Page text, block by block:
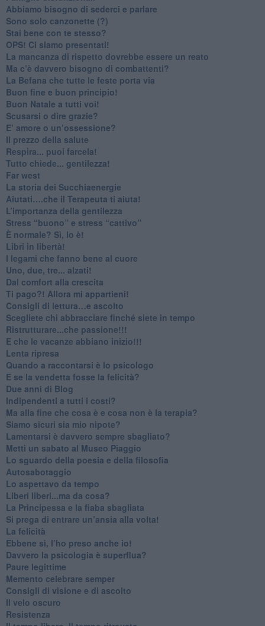
​Abbiamo bisogno di sederci e parlare
Sono solo canzonette (?)
​Stai bene con te stesso?
​OPS! Ci siamo presentati!
​La mancanza di rispetto dovrebbe essere un reato
​Ma c’è davvero bisogno di combattenti?
​La Befana che tutte le feste porta via
Buon fine e buon principio!
​Buon Natale a tutti voi!
​Scusarsi o dire grazie?
​E’ amore o un’ossessione?
​Il prezzo della salute
​Respira... puoi farcela!
​Tutto chiede... gentilezza!
​Far west
​La storia dei Succhiaenergie
​Aiutati….che il Terapeuta ti aiuta!
​L’importanza della gentilezza
​Stress “buono” e stress “cattivo”
​È normale? Sì, lo è!
​Libri in libertà!
​I legami che fanno bene al cuore
Uno, due, tre... alzati!​
​Dal comfort alla crescita
​Ti pago?! Allora mi appartieni!​
​Consigli di lettura…e ascolto
​Scegliete chi abbracciare finché siete in tempo
​Ristrutturare...che passione!!!
​E che le vacanze abbiano inizio!!!
​Lenta ripresa
​Quando a raccontarsi è lo psicologo
​E se la vendetta fosse la felicità?
​Due anni di Blog
​Indipendenti a tutti i costi?
​Ma alla fine che cosa è e cosa non è la terapia?
​Siamo sicuri sia mio nipote?
​Lamentarsi è davvero sempre sbagliato?
​Metti un sabato al Museo Piaggio
​Lo sguardo della poesia e della filosofia
Autosabotaggio
​Lo aspettavo da tempo
​Liberi liberi...ma da cosa?
​La Principessa e la fiaba sbagliata
Si prega di entrare un’ansia alla volta!
​La felicità
​Ebbene sì, l’ho preso anche io!
​Davvero la psicologia è superflua?
Paure legittime
​Memento celebrare semper
​Consigli di visione e di ascolto
​Il velo oscuro
Resistenza